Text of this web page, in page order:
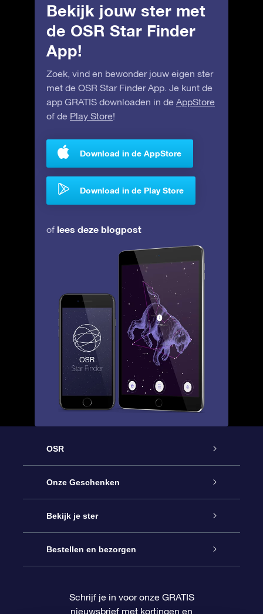
Bekijk jouw ster met
de OSR Star Finder
App!
Zoek, vind en bewonder jouw eigen ster
met de OSR Star Finder App. Je kunt de
app GRATIS downloaden in de AppStore
of de Play Store!
Download in de AppStore
Download in de Play Store
of lees deze blogpost
OSR
Service
Contact
Blog
Onze Geschenken
Online Star Gift
OSR Cadeaupakket
Bekijk je ster
Sterrenregister
Bestellen en bezorgen
Schrijf je in voor onze GRATIS
nieuwsbrief met kortingen en